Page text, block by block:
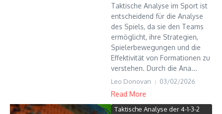
Taktische Analyse im Sport ist
entscheidend für die Analyse
des Spiels, da sie den Teams
ermöglicht, ihre Strategien,
Spielerbewegungen und die
Effektivität von Formationen zu
verstehen. Durch die Ana...
Leo Donovan 03/02/2026
Read More
Taktische Analyse der 4-1-3-2